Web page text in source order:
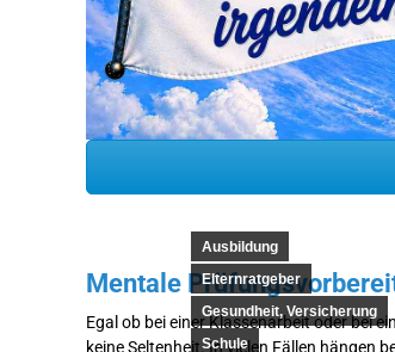
Ausbildung
Elternratgeber
Gesundheit, Versicherung
Schule
Mentale
Egal ob bei einer Klassenarbeit oder bei
keine Seltenheit. In vielen Fällen hängen